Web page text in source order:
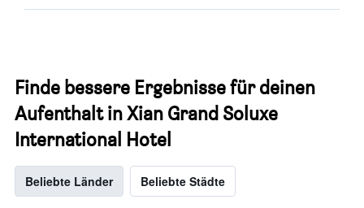
Finde bessere Ergebnisse für deinen
Aufenthalt in Xian Grand Soluxe
International Hotel
Beliebte Länder Beliebte Städte